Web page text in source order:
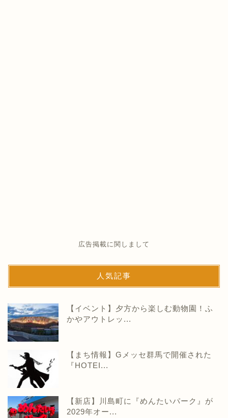
広告掲載に関しまして
人気記事
【イベント】夕方から楽しむ動物園！ふ
かやアウトレッ...
【まち情報】Gメッセ群馬で開催された
『HOTEI...
【新店】川島町に『めんたいパーク』が
2029年オー...